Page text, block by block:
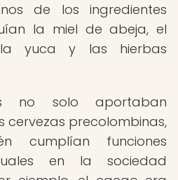
de los ingredientes
la miel de abeja, el
yuca y las hierbas
no solo aportaban
cervezas precolombinas,
cumplían funciones
en la sociedad